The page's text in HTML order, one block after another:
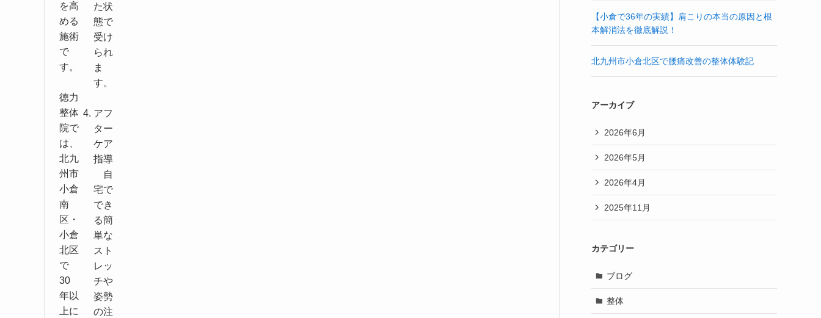
を高
める
施術
で
す。
徳力
整体
院で
は、
北九
州市
小倉
南
区・
小倉
北区
で
30
年以
上に
た状
態で
受け
られ
ま
す。
アフ
ター
ケア
指導
自
宅で
でき
る簡
単な
スト
レッ
チや
姿勢
の注
【小倉で36年の実績】肩こりの本当の原因と根
本解消法を徹底解説！
北九州市小倉北区で腰痛改善の整体体験記
アーカイブ
2026年6月
2026年5月
2026年4月
2025年11月
カテゴリー
ブログ
整体